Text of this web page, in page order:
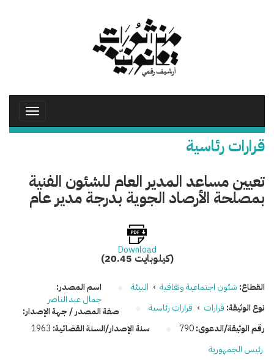
Toggle
قرارات رئاسية
تعيين مساعد المدير العام للشئون الفنية
بمصلحة الأرصاد الجوية بدرجة مدير عام
Download
(20.45 كيلوبايت)
القطاع: شئون اجتماعية وثقافية › البيئة
نوع الوثيقة: قرارات › قرارات رئاسية
رقم الوثيقة/الدعوى:790 سنة الإصدار/السنة القضائية: 1963
اسم المصدر:
جمال عبد الناصر
صفة المصدر / جهة الإصدار:
رئيس الجمهورية